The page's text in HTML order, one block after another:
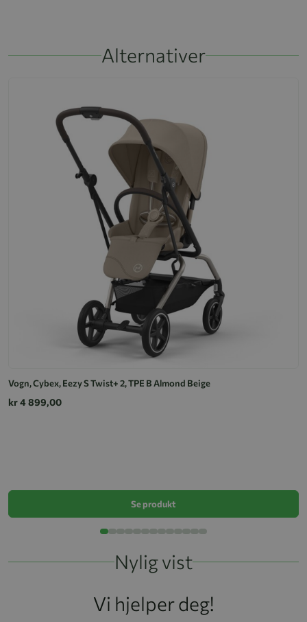
Alternativer
Vogn, Cybex, Eezy S Twist+ 2, TPE B Almond Beige
kr 4 899,00
Se produkt
Nylig vist
Vi hjelper deg!